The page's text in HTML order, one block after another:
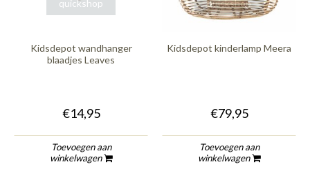
quickshop
Kidsdepot wandhanger
blaadjes Leaves
€14,95
Toevoegen aan
winkelwagen
quickshop
Kidsdepot kinderlamp Meera
€79,95
Toevoegen aan
winkelwagen